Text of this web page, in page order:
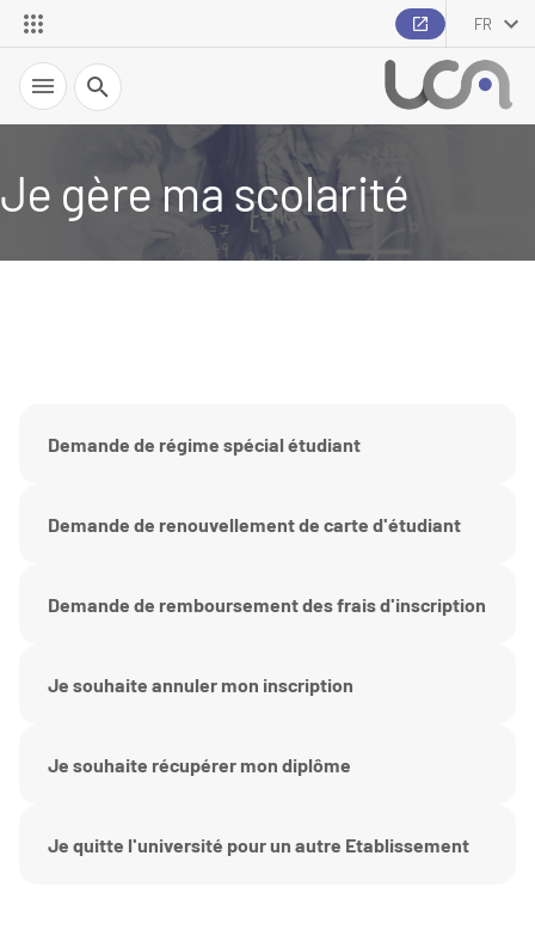
FR
Recherche
Je gère ma scolarité
Demande de régime spécial étudiant
Demande de renouvellement de carte d'étudiant
Demande de remboursement des frais d'inscription
Je souhaite annuler mon inscription
Je souhaite récupérer mon diplôme
Je quitte l'université pour un autre Etablissement